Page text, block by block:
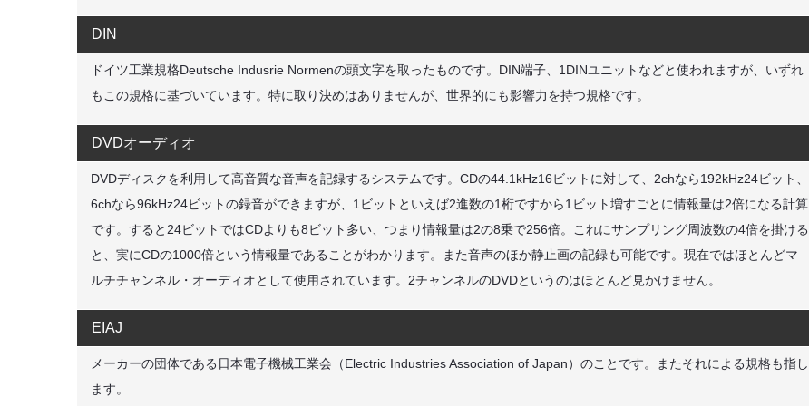
DIN
ドイツ工業規格Deutsche Indusrie Normenの頭文字を取ったものです。DIN端子、1DINユニットなどと使われますが、いずれ
もこの規格に基づいています。特に取り決めはありませんが、世界的にも影響力を持つ規格です。
DVDオーディオ
DVDディスクを利用して高音質な音声を記録するシステムです。CDの44.1kHz16ビットに対して、2chなら192kHz24ビット、
6chなら96kHz24ビットの録音ができますが、1ビットといえば2進数の1桁ですから1ビット増すごとに情報量は2倍になる計算
です。すると24ビットではCDよりも8ビット多い、つまり情報量は2の8乗で256倍。これにサンプリング周波数の4倍を掛ける
と、実にCDの1000倍という情報量であることがわかります。また音声のほか静止画の記録も可能です。現在ではほとんどマ
ルチチャンネル・オーディオとして使用されています。2チャンネルのDVDというのはほとんど見かけません。
EIAJ
メーカーの団体である日本電子機械工業会（Electric Industries Association of Japan）のことです。またそれによる規格も指し
ます。